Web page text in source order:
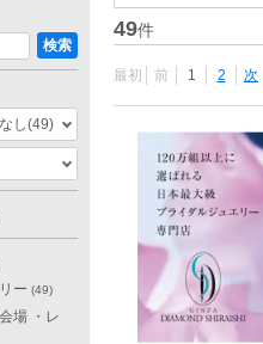
49件
最初 前 1 2 次
検索
し(49)
ー (49)
場 ・レ